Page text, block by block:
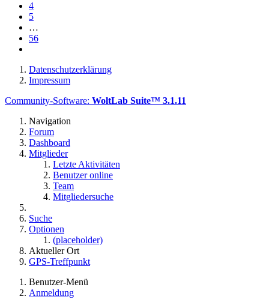
4
5
…
56
Datenschutzerklärung
Impressum
Community-Software: WoltLab Suite™ 3.1.11
Navigation
Forum
Dashboard
Mitglieder
Letzte Aktivitäten
Benutzer online
Team
Mitgliedersuche
Suche
Optionen
(placeholder)
Aktueller Ort
GPS-Treffpunkt
Benutzer-Menü
Anmeldung